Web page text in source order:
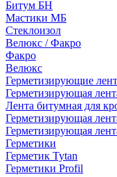
Битум БН
Мастики МБ
Стеклоизол
Велюкс / Факро
Факро
Велюкс
Герметизирующие
Герметизирующая
Лента битумная для
Герметизирующая
Герметизирующая
Герметики
Герметик Tytan
Герметики Profil